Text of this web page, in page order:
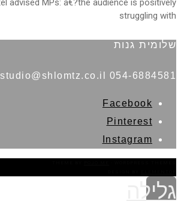
advised MPs: a€?the audience is positively
struggling with
שלומית גנות
054-6884581 studio@shlomtz.co.il
Facebook
Pinterest
Instagram
גלילה